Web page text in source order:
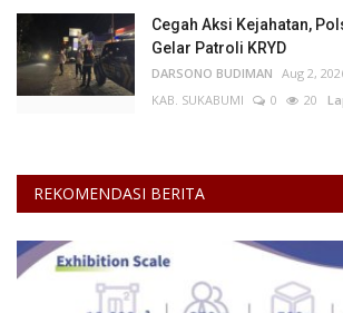
Cegah Aksi Kejahatan,
Gelar Patroli KRYD
DARSONO BUDIMAN Aug 2,
KAB. SUKABUMI
0 20
REKOMENDASI BERITA